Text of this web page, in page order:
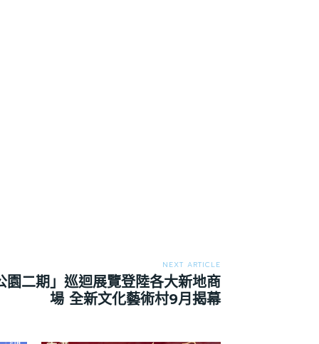
NEXT ARTICLE
二期」巡迴展覽登陸各大新地商
場 全新文化藝術村9月揭幕